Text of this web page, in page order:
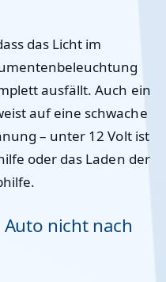
das Licht im
ausfällt. Auch ein
auf eine schwache
– unter 12 Volt ist
oder das Laden der
nicht nach